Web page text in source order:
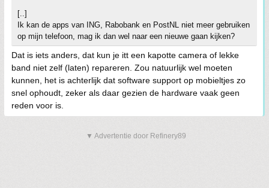
[..]
Ik kan de apps van ING, Rabobank en PostNL niet meer gebruiken
op mijn telefoon, mag ik dan wel naar een nieuwe gaan kijken?
Dat is iets anders, dat kun je itt een kapotte camera of lekke
band niet zelf (laten) repareren. Zou natuurlijk wel moeten
kunnen, het is achterlijk dat software support op mobieltjes zo
snel ophoudt, zeker als daar gezien de hardware vaak geen
reden voor is.
▼ Advertentie door Refinery89